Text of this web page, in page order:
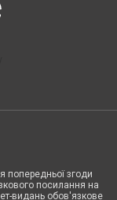
попередньої згоди
посилання на
видань обов'язкове